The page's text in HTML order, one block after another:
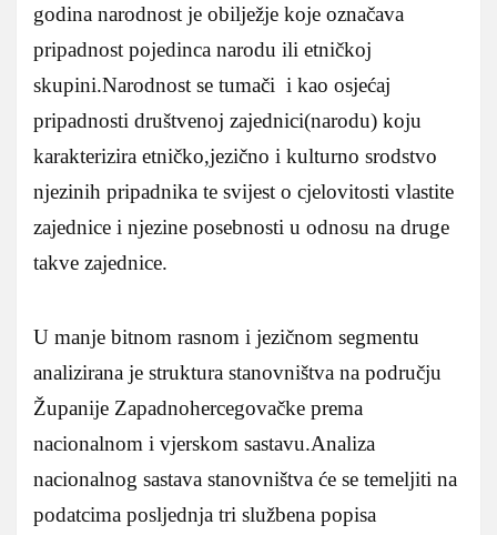
godina narodnost je obilježje koje označava
pripadnost pojedinca narodu ili etničkoj
skupini.Narodnost se tumači i kao osjećaj
pripadnosti društvenoj zajednici(narodu) koju
karakterizira etničko,jezično i kulturno srodstvo
njezinih pripadnika te svijest o cjelovitosti vlastite
zajednice i njezine posebnosti u odnosu na druge
takve zajednice.
U manje bitnom rasnom i jezičnom segmentu
analizirana je struktura stanovništva na području
Županije Zapadnohercegovačke prema
nacionalnom i vjerskom sastavu.Analiza
nacionalnog sastava stanovništva će se temeljiti na
podatcima posljednja tri službena popisa